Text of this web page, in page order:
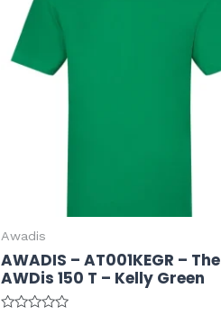
Awadis
AWADIS – AT001KEGR – The
AWDis 150 T – Kelly Green